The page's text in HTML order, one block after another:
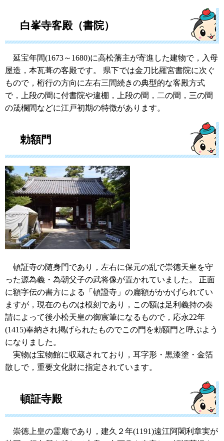
白峯寺客殿（書院）
延宝年間(1673～1680)に高松藩主が寄進した建物で，入母
屋造，本瓦葺の客殿です。 県下では金刀比羅宮書院に次ぐ
もので，桁行の方向に左右三間続きの典型的な客殿方式
で，上段の間に付書院や違棚，上段の間，二の間，三の間
の筬欄間などに江戸初期の特徴があります。
勅額門
頓証寺の随身門であり，左右に保元の乱で崇徳天皇を守
った源為義・為朝父子の武将像が置かれていました。 正面
に額字伝の書方による「頓證寺」の扁額がかかげられてい
ますが，現在のものは模刻であり，この額は足利義持の奏
請によって後小松天皇の御宸筆になるもので，応永22年
(1415)奉納され掲げられたものでこの門を勅額門と呼ぶよう
になりました。
実物は宝物館に収蔵されており，耳字形・黒漆塗・金箔
散しで，重要文化財に指定されています。
頓証寺殿
崇徳上皇の霊廟であり，建久２年(1191)遠江阿闍利章実が